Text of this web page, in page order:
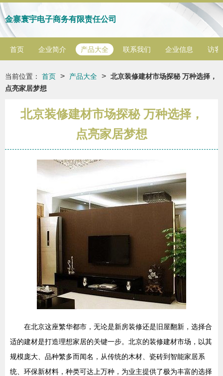
金寨寰宇电子商务有限责任公司
首页 企业简介 产品大全 联系我们 企业信息 访客
当前位置： 首页 > 产品大全 > 北京装修建材市场探秘 万种选择，
点亮家居梦想
北京装修建材市场探秘 万种选择，
点亮家居梦想
在北京这座繁华都市，无论是新房装修还是旧屋翻新，选择合
适的建材是打造理想家居的关键一步。北京的装修建材市场，以其
规模庞大、品种繁多而闻名，从传统的木材、瓷砖到智能家居系
统、环保新材料，种类可达上万种，为业主提供了极为丰富的选择